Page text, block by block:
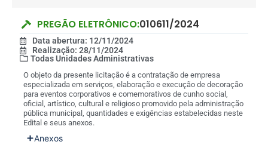
PREGÃO ELETRÔNICO:010611/2024
Data abertura: 12/11/2024
Realização: 28/11/2024
Todas Unidades Administrativas
O objeto da presente licitação é a contratação de empresa
especializada em serviços, elaboração e execução de decoração
para eventos corporativos e comemorativos de cunho social,
oficial, artístico, cultural e religioso promovido pela administração
pública municipal, quantidades e exigências estabelecidas neste
Edital e seus anexos.
Anexos